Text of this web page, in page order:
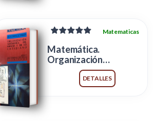
Matematicas
Matemática.
Organización
Matmática del espacio
y de lo cotidiano
DETALLES